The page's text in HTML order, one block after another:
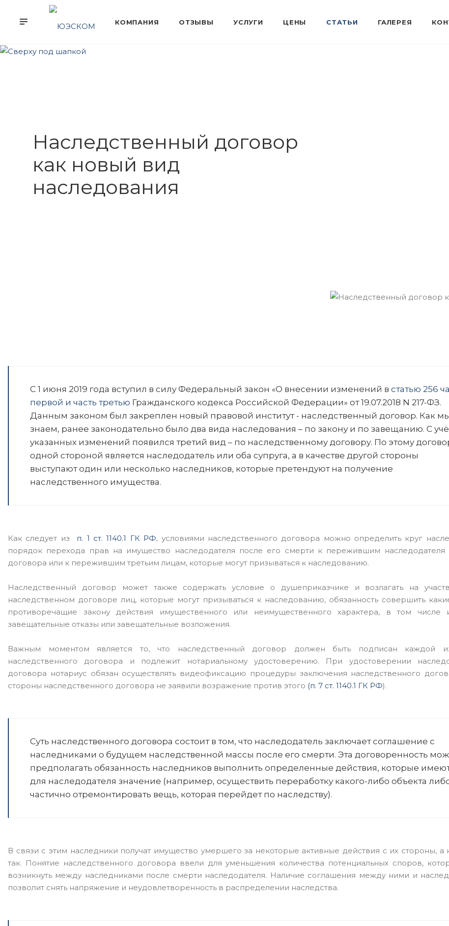
Наследственный договор
как новый вид
наследования
С 1 июня 2019 года вступил в силу Федеральный закон «О внесении изменений в статью 256
первой и часть третью Гражданского кодекса Российской Федерации» от 19.07.2018 N 217-ФЗ.
Данным законом был закреплен новый правовой институт - наследственный договор. Как
знаем, ранее законодательно было два вида наследования – по закону и по завещанию. С
указанных изменений появился третий вид – по наследственному договору. По этому
одной стороной является наследодатель или оба супруга, а в качестве другой стороны
выступают один или несколько наследников, которые претендуют на получение
наследственного имущества.
Как следует из п. 1 ст. 1140.1 ГК РФ, условиями наследственного договора можно определить круг
порядок перехода прав на имущество наследодателя после его смерти к пережившим наследодателя
договора или к пережившим третьим лицам, которые могут призываться к наследованию.
Наследственный договор может также содержать условие о душеприказчике и возлагать на
наследственном договоре лиц, которые могут призываться к наследованию, обязанность совершить
противоречащие закону действия имущественного или неимущественного характера, в том числе
завещательные отказы или завещательные возложения.
Важным моментом является то, что наследственный договор должен быть подписан каждой
наследственного договора и подлежит нотариальному удостоверению. При удостоверении
договора нотариус обязан осуществлять видеофиксацию процедуры заключения наследственного
стороны наследственного договора не заявили возражение против этого (п. 7 ст. 1140.1 ГК РФ).
Суть наследственного договора состоит в том, что наследодатель заключает соглашение с
наследниками о будущем наследственной массы после его смерти. Эта договоренность
предполагать обязанность наследников выполнить определенные действия, которые
для наследодателя значение (например, осуществить переработку какого-либо объекта
частично отремонтировать вещь, которая перейдет по наследству).
В связи с этим наследники получат имущество умершего за некоторые активные действия с их стороны, а
так. Понятие наследственного договора ввели для уменьшения количества потенциальных споров,
возникнуть между наследниками после смерти наследодателя. Наличие соглашения между ними и
позволит снять напряжение и неудовлетворенность в распределении наследства.